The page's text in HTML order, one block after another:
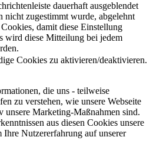
dauerhaft ausgeblendet
nicht zugestimmt wurde, abgelehnt
damit diese Einstellung
wird diese Mitteilung bei jedem
Cookies zu aktivieren/deaktivieren.
die uns - teilweise
zu verstehen, wie unsere Webseite
Marketing-Maßnahmen sind.
aus diesen Cookies unsere
Ihre Nutzererfahrung auf unserer